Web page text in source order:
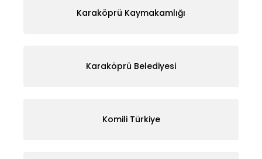
Karaköprü Kaymakamlığı
Karaköprü Belediyesi
Komili Türkiye